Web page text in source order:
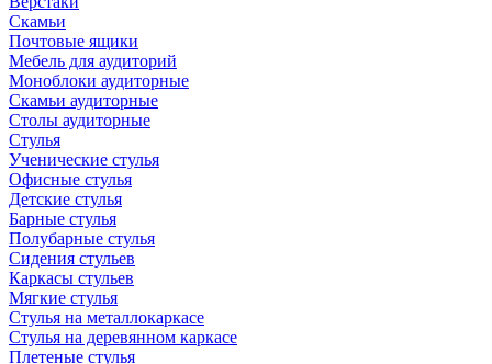
Скамьи
Почтовые ящики
Мебель для аудиторий
Моноблоки аудиторные
Скамьи аудиторные
Столы аудиторные
Стулья
Ученические стулья
Офисные стулья
Детские стулья
Барные стулья
Полубарные стулья
Сидения стульев
Каркасы стульев
Мягкие стулья
Стулья на металлокаркасе
Стулья на деревянном каркасе
Плетеные стулья